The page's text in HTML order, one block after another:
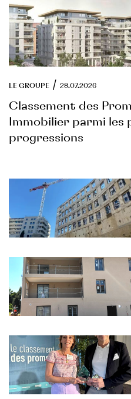
LE GROUPE / 28.07.2026
Classement des
Immobilier parmi les
progressions